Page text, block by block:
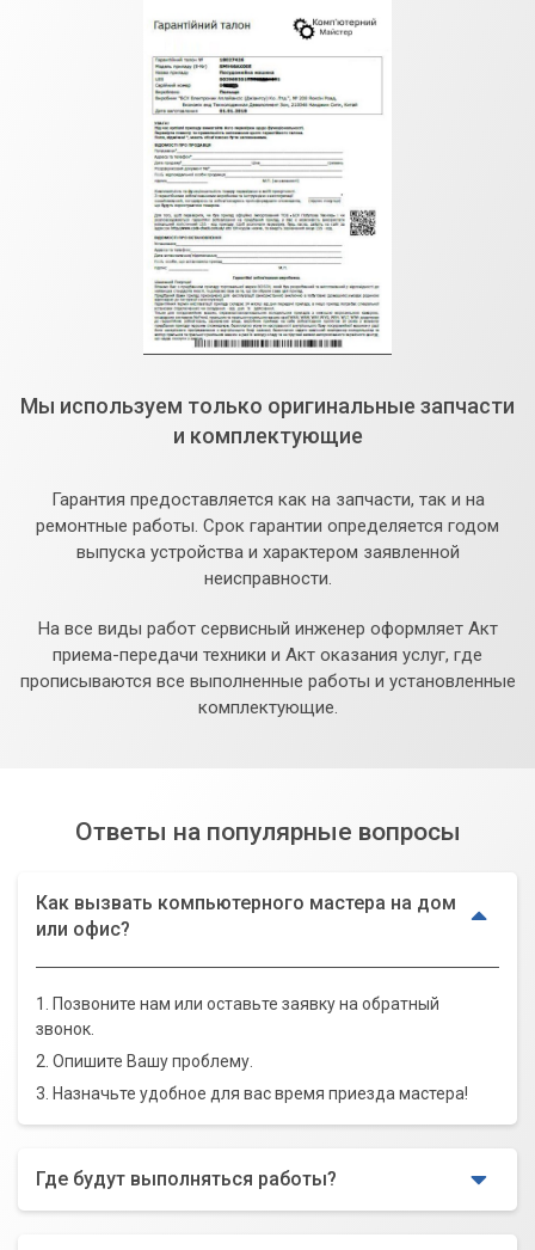
Мы используем только оригинальные запчасти
и комплектующие
Гарантия предоставляется как на запчасти, так и на
ремонтные работы. Срок гарантии определяется годом
выпуска устройства и характером заявленной
неисправности.
На все виды работ сервисный инженер оформляет Акт
приема-передачи техники и Акт оказания услуг, где
прописываются все выполненные работы и установленные
комплектующие.
Ответы на популярные вопросы
Как вызвать компьютерного мастера на дом
или офис?
1. Позвоните нам или оставьте заявку на обратный
звонок.
2. Опишите Вашу проблему.
3. Назначьте удобное для вас время приезда мастера!
Где будут выполняться работы?